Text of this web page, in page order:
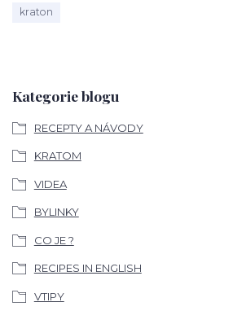
Kategorie blogu
RECEPTY A NÁVODY
KRATOM
VIDEA
BYLINKY
CO JE ?
RECIPES IN ENGLISH
VTIPY
kraton